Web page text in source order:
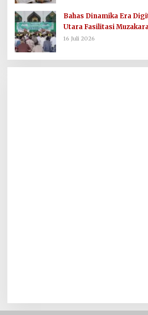
Bahas Dinamika Era
Utara Fasilitasi
16 Juli 2026